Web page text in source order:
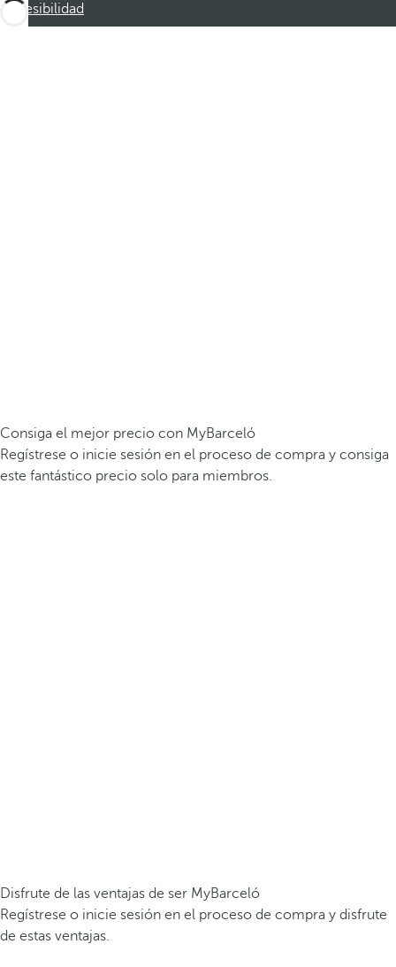
Accesibilidad
Consiga el mejor precio con MyBarceló
Regístrese o inicie sesión en el proceso de compra y consiga
este fantástico precio solo para miembros.
Disfrute de las ventajas de ser MyBarceló
Regístrese o inicie sesión en el proceso de compra y disfrute
de estas ventajas.